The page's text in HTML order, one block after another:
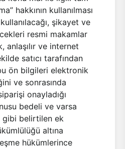
hakkının kullanılması
şikayet ve
resmi makamlar
anlaşılır ve internet
satıcı tarafından
ön bilgileri elektronik
ve sonrasında
onayladığı
bedeli ve varsa
gibi belirtilen ek
altına
hükümlerince